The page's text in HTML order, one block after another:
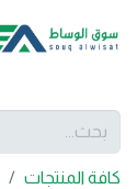
كافة المنتجات